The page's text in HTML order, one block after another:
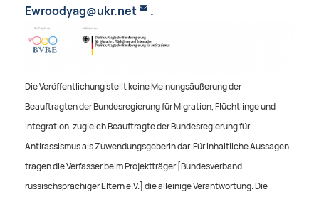
Ewroodyag@ukr.net
.
Die Veröffentlichung stellt keine Meinungsäußerung der
Beauftragten der Bundesregierung für Migration, Flüchtlinge und
Integration, zugleich Beauftragte der Bundesregierung für
Antirassismus als Zuwendungsgeberin dar. Für inhaltliche Aussagen
tragen die Verfasser beim Projektträger [Bundesverband
russischsprachiger Eltern e.V.] die alleinige Verantwortung. Die